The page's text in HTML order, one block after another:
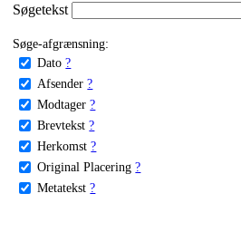
Søgetekst
Søge-afgrænsning:
Dato ?
Afsender ?
Modtager ?
Brevtekst ?
Herkomst ?
Original Placering ?
Metatekst ?